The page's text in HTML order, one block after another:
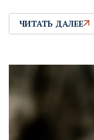
ЧИТАТЬ ДАЛЕЕ